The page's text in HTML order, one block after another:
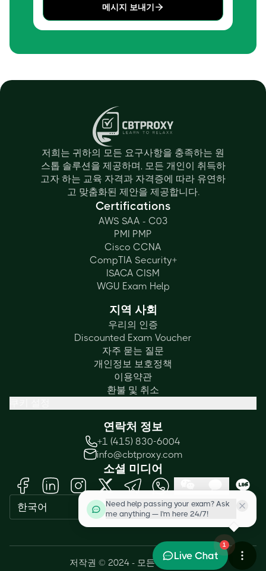
메시지 보내기
저희는 귀하의 모든 요구사항을 충족하는 원
스톱 솔루션을 제공하며, 모든 개인이 취득하
고자 하는 교육 자격과 자격증에 따라 유연하
고 맞춤화된 제안을 제공합니다.
Certifications
AWS SAA - C03
PMI PMP
Cisco CCNA
CompTIA Security+
ISACA CISM
WGU Exam Help
지역 사회
우리의 인증
Discounted Exam Voucher
자주 묻는 질문
개인정보 보호정책
이용약관
환불 및 취소
연락처 정보
+1 (415) 830-6004
info@cbtproxy.com
소셜 미디어
한국어
저작권 © 2024 - 모든 권리 보유.
Need help passing your exam? Ask
me anything — I'm here 24/7!
1
Live Chat